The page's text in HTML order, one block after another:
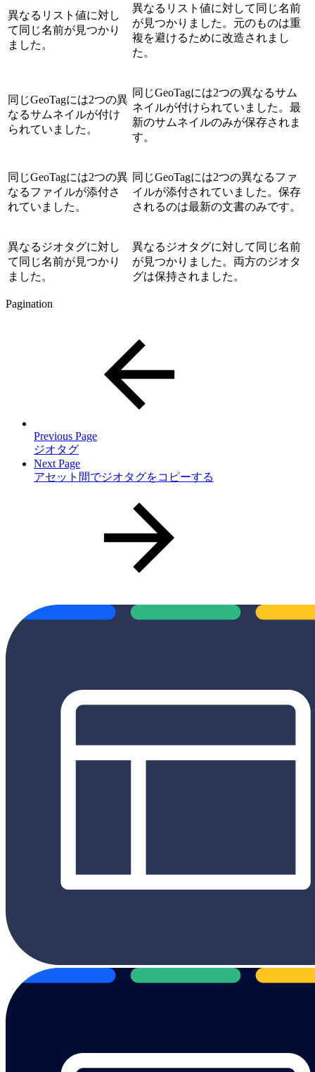
異なるリスト値に対し
て同じ名前が見つかり
ました。
異なるリスト値に対して同じ名前
が見つかりました。元のものは重
複を避けるために改造されまし
た。
同じGeoTagには2つの異
なるサムネイルが付け
られていました。
同じGeoTagには2つの異なるサム
ネイルが付けられていました。最
新のサムネイルのみが保存されま
す。
同じGeoTagには2つの異
なるファイルが添付さ
れていました。
同じGeoTagには2つの異なるファ
イルが添付されていました。保存
されるのは最新の文書のみです。
異なるジオタグに対し
て同じ名前が見つかり
ました。
異なるジオタグに対して同じ名前
が見つかりました。両方のジオタ
グは保持されました。
Pagination
Previous Page
ジオタグ
Next Page
アセット間でジオタグをコピーする